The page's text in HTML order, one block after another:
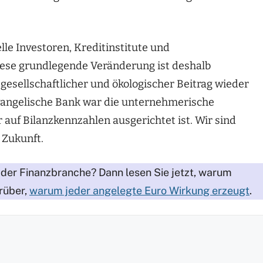
Investoren, Kreditinstitute und
grundlegende Veränderung ist deshalb
und ökologischer Beitrag wieder
Bank war die unternehmerische
Bilanzkennzahlen ausgerichtet ist. Wir sind
Finanzbranche? Dann lesen Sie jetzt, warum
warum jeder angelegte Euro Wirkung erzeugt.